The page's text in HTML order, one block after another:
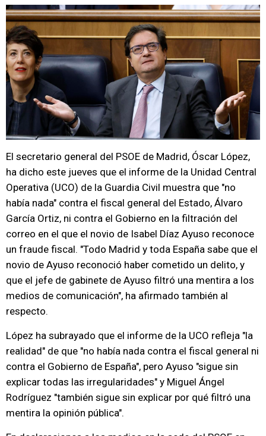
El secretario general del PSOE de Madrid, Óscar López,
ha dicho este jueves que el informe de la Unidad Central
Operativa (UCO) de la Guardia Civil muestra que "no
había nada" contra el fiscal general del Estado, Álvaro
García Ortiz, ni contra el Gobierno en la filtración del
correo en el que el novio de Isabel Díaz Ayuso reconoce
un fraude fiscal. "Todo Madrid y toda España sabe que el
novio de Ayuso reconoció haber cometido un delito, y
que el jefe de gabinete de Ayuso filtró una mentira a los
medios de comunicación", ha afirmado también al
respecto.
López ha subrayado que el informe de la UCO refleja "la
realidad" de que "no había nada contra el fiscal general ni
contra el Gobierno de España", pero Ayuso "sigue sin
explicar todas las irregularidades" y Miguel Ángel
Rodríguez "también sigue sin explicar por qué filtró una
mentira la opinión pública".